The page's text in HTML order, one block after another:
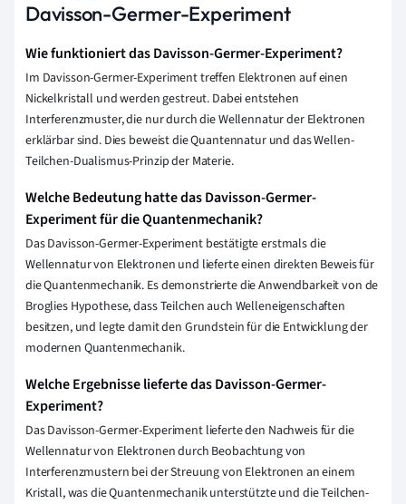
Davisson-Germer-Experiment
Wie funktioniert das Davisson-Germer-Experiment?
Im Davisson-Germer-Experiment treffen Elektronen auf einen
Nickelkristall und werden gestreut. Dabei entstehen
Interferenzmuster, die nur durch die Wellennatur der Elektronen
erklärbar sind. Dies beweist die Quantennatur und das Wellen-
Teilchen-Dualismus-Prinzip der Materie.
Welche Bedeutung hatte das Davisson-Germer-
Experiment für die Quantenmechanik?
Das Davisson-Germer-Experiment bestätigte erstmals die
Wellennatur von Elektronen und lieferte einen direkten Beweis für
die Quantenmechanik. Es demonstrierte die Anwendbarkeit von de
Broglies Hypothese, dass Teilchen auch Welleneigenschaften
besitzen, und legte damit den Grundstein für die Entwicklung der
modernen Quantenmechanik.
Welche Ergebnisse lieferte das Davisson-Germer-
Experiment?
Das Davisson-Germer-Experiment lieferte den Nachweis für die
Wellennatur von Elektronen durch Beobachtung von
Interferenzmustern bei der Streuung von Elektronen an einem
Kristall, was die Quantenmechanik unterstützte und die Teilchen-